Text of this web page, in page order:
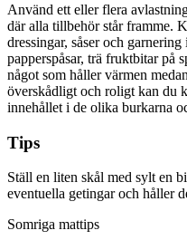
Använd ett eller flera
där alla tillbehör står framme.
dressingar, såser och
papperspåsar, trä fruktbitar på
något som håller värmen
överskådligt och roligt kan du
innehållet i de olika burkarna
Tips
Ställ en liten skål med sylt en
eventuella getingar och håller
Somriga mattips